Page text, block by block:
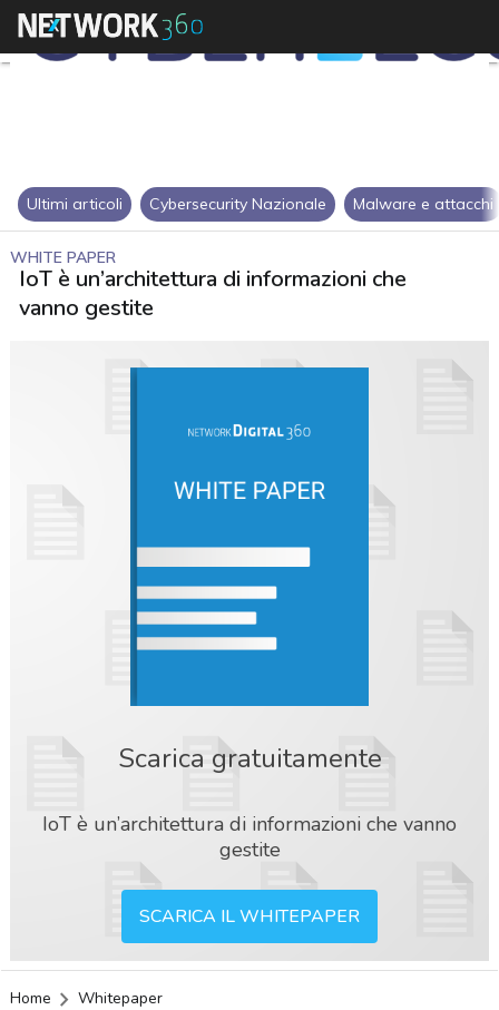
Ultimi articoli Cybersecurity Nazionale Malware e attacchi
WHITE PAPER
IoT è un’architettura di informazioni che
vanno gestite
Scarica gratuitamente
IoT è un’architettura di informazioni che vanno
gestite
SCARICA IL WHITEPAPER
Home Whitepaper